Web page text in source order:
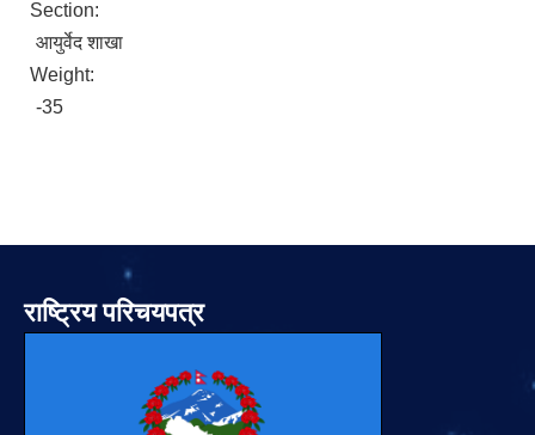
Section:
आयुर्वेद शाखा
Weight:
-35
राष्ट्रिय परिचयपत्र